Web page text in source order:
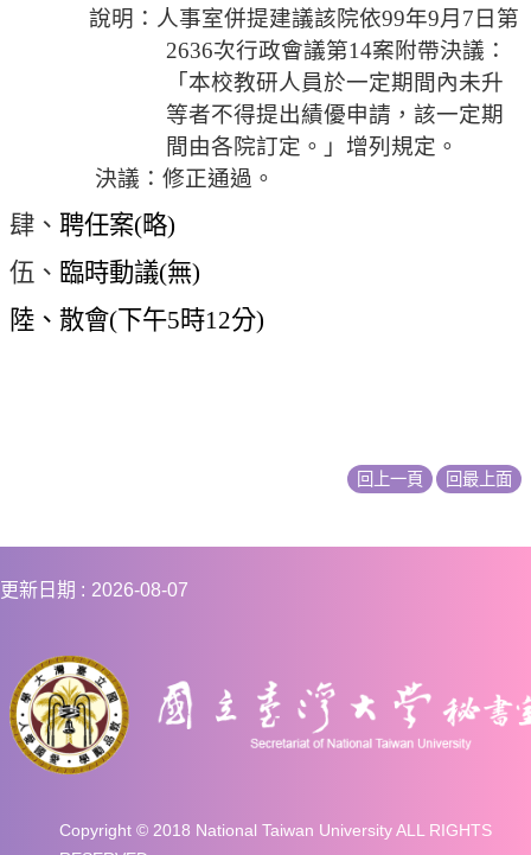
說明：人事室併提建議該院依99年9月 7 日 第
2636次行政會議第14案附帶決議：
「 本校教研人員於一定期間內未升
等者不得提出績優申請，該一定期
間由各院訂定。 」增列規定。
決議：修正通過。
肆、 聘任案(略)
伍、 臨時動議(無)
陸、散會(下午5時12分)
回上一頁 回最上面
更新日期 2026-08-07
Copyright © 2018 National Taiwan University ALL RIGHTS